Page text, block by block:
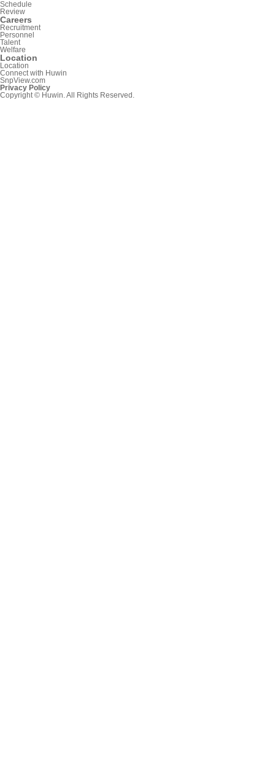
Schedule
Review
Careers
Recruitment
Personnel
Talent
Welfare
Location
Location
Connect with Huwin
SnpView.com
Privacy Policy
Copyright © Huwin. All Rights Reserved.